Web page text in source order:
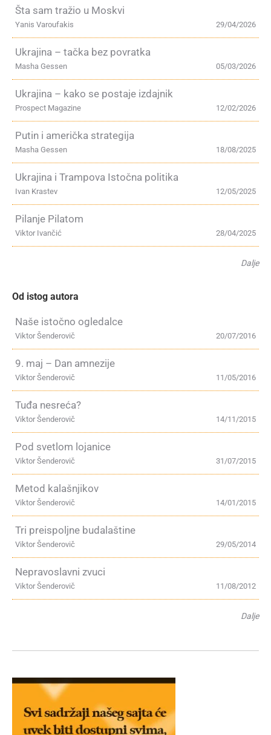
Šta sam tražio u Moskvi
29/04/2026
Yanis Varoufakis
Ukrajina – tačka bez povratka
05/03/2026
Masha Gessen
Ukrajina – kako se postaje izdajnik
12/02/2026
Prospect Magazine
Putin i američka strategija
18/08/2025
Masha Gessen
Ukrajina i Trampova Istočna politika
12/05/2025
Ivan Krastev
Pilanje Pilatom
28/04/2025
Viktor Ivančić
Dalje
Od istog autora
Naše istočno ogledalce
20/07/2016
Viktor Šenderovič
9. maj – Dan amnezije
11/05/2016
Viktor Šenderovič
Tuđa nesreća?
14/11/2015
Viktor Šenderovič
Pod svetlom lojanice
31/07/2015
Viktor Šenderovič
Metod kalašnjikov
14/01/2015
Viktor Šenderovič
Tri preispoljne budalaštine
29/05/2014
Viktor Šenderovič
Nepravoslavni zvuci
11/08/2012
Viktor Šenderovič
Dalje